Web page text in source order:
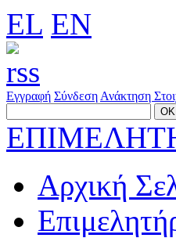
EL EN
Εγγραφή Σύνδεση Ανάκτηση
Αρχική